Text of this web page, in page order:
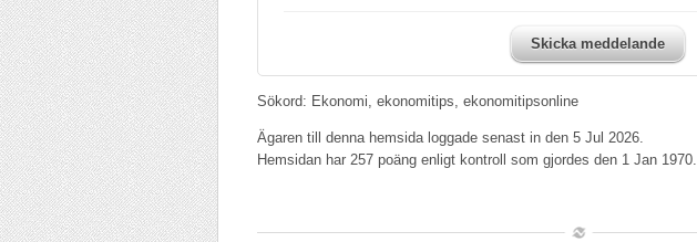
Skicka meddelande
Sökord: Ekonomi, ekonomitips, ekonomitipsonline
Ägaren till denna hemsida loggade senast in den 5 Jul 2026.
Hemsidan har 257 poäng enligt kontroll som gjordes den 1 Jan 1970.